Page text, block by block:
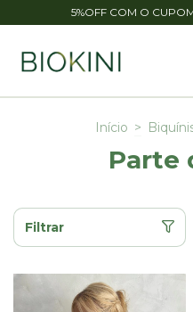
5%OFF COM O
Início >
Parte
Filtrar